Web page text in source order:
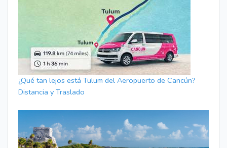
¿Qué tan lejos está Tulum del Aeropuerto de Cancún?
Distancia y Traslado